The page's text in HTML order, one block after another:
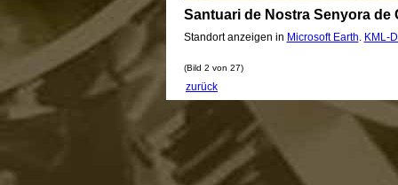
Santuari de Nostra Senyora de
Standort anzeigen in Microsoft Earth KML-
(Bild 2 von 27)
zurück